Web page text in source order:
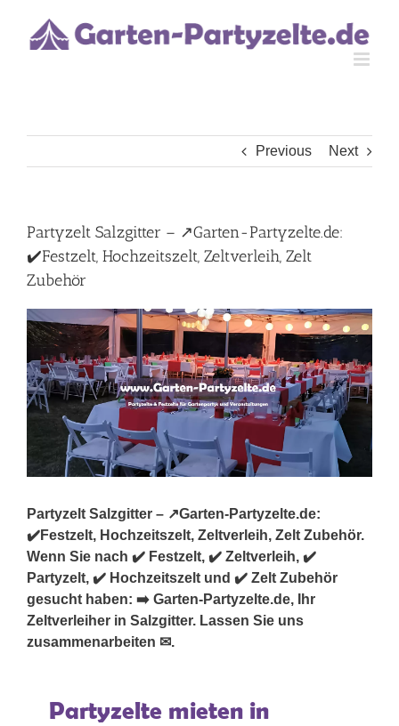
content
Previous Next
Partyzelt Salzgitter – ↗️Garten-Partyzelte.de:
✔️Festzelt, Hochzeitszelt, Zeltverleih, Zelt
Zubehör
Partyzelt Salzgitter – ↗️Garten-Partyzelte.de:
✔️Festzelt, Hochzeitszelt, Zeltverleih, Zelt Zubehör.
Wenn Sie nach ✔️ Festzelt, ✔️ Zeltverleih, ✔️
Partyzelt, ✔️ Hochzeitszelt und ✔️ Zelt Zubehör
gesucht haben: ➡️ Garten-Partyzelte.de, Ihr
Zeltverleiher in Salzgitter. Lassen Sie uns
zusammenarbeiten ✉.
Partyzelte mieten in